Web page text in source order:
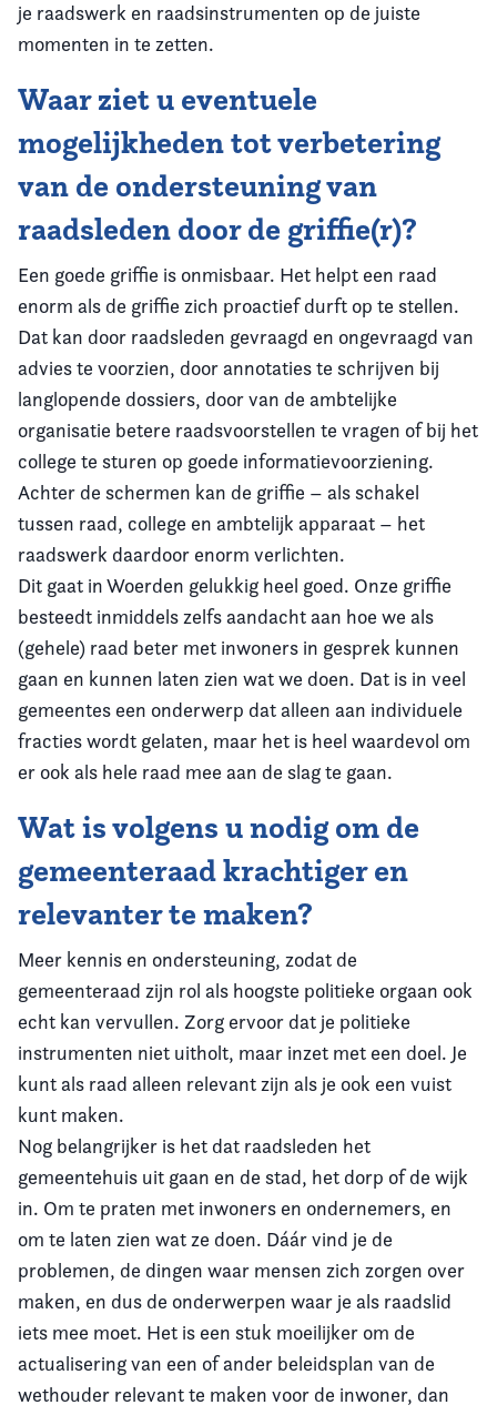
je raadswerk en raadsinstrumenten op de juiste
momenten in te zetten.
Waar ziet u eventuele
mogelijkheden tot verbetering
van de ondersteuning van
raadsleden door de griffie(r)?
Een goede griffie is onmisbaar. Het helpt een raad
enorm als de griffie zich proactief durft op te stellen.
Dat kan door raadsleden gevraagd en ongevraagd van
advies te voorzien, door annotaties te schrijven bij
langlopende dossiers, door van de ambtelijke
organisatie betere raadsvoorstellen te vragen of bij het
college te sturen op goede informatievoorziening.
Achter de schermen kan de griffie – als schakel
tussen raad, college en ambtelijk apparaat – het
raadswerk daardoor enorm verlichten.
Dit gaat in Woerden gelukkig heel goed. Onze griffie
besteedt inmiddels zelfs aandacht aan hoe we als
(gehele) raad beter met inwoners in gesprek kunnen
gaan en kunnen laten zien wat we doen. Dat is in veel
gemeentes een onderwerp dat alleen aan individuele
fracties wordt gelaten, maar het is heel waardevol om
er ook als hele raad mee aan de slag te gaan.
Wat is volgens u nodig om de
gemeenteraad krachtiger en
relevanter te maken?
Meer kennis en ondersteuning, zodat de
gemeenteraad zijn rol als hoogste politieke orgaan ook
echt kan vervullen. Zorg ervoor dat je politieke
instrumenten niet uitholt, maar inzet met een doel. Je
kunt als raad alleen relevant zijn als je ook een vuist
kunt maken.
Nog belangrijker is het dat raadsleden het
gemeentehuis uit gaan en de stad, het dorp of de wijk
in. Om te praten met inwoners en ondernemers, en
om te laten zien wat ze doen. Dáár vind je de
problemen, de dingen waar mensen zich zorgen over
maken, en dus de onderwerpen waar je als raadslid
iets mee moet. Het is een stuk moeilijker om de
actualisering van een of ander beleidsplan van de
wethouder relevant te maken voor de inwoner, dan